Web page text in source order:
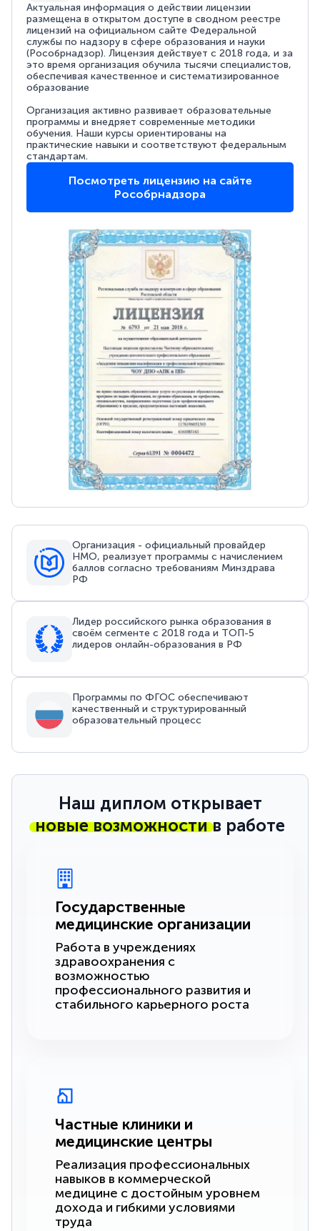
Актуальная информация о действии лицензии
размещена в открытом доступе в сводном реестре
лицензий на официальном сайте Федеральной
службы по надзору в сфере образования и науки
(Рособрнадзор). Лицензия действует с 2018 года, и за
это время организация обучила тысячи специалистов,
обеспечивая качественное и систематизированное
образование
Организация активно развивает образовательные
программы и внедряет современные методики
обучения. Наши курсы ориентированы на
практические навыки и соответствуют федеральным
стандартам.
Посмотреть лицензию на сайте
Рособрнадзора
Организация - официальный провайдер
НМО, реализует программы с начислением
баллов согласно требованиям Минздрава
РФ
Лидер российского рынка образования в
своём сегменте с 2018 года и ТОП-5
лидеров онлайн-образования в РФ
Программы по ФГОС обеспечивают
качественный и структурированный
образовательный процесс
Наш диплом открывает
новые возможностив работе
Государственные
медицинские организации
Работа в учреждениях
здравоохранения с
возможностью
профессионального развития и
стабильного карьерного роста
Частные клиники и
медицинские центры
Реализация профессиональных
навыков в коммерческой
медицине с достойным уровнем
дохода и гибкими условиями
труда